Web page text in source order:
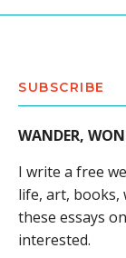
SUBSCRIBE
WANDER,
I write a free
life, art, books,
these essays
interested.